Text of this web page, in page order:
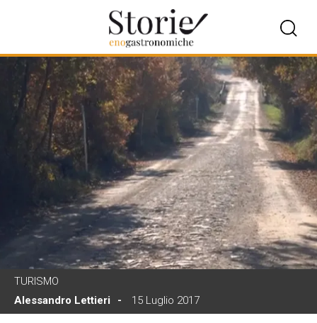
TURISMO
Alessandro Lettieri
15 Luglio 2017